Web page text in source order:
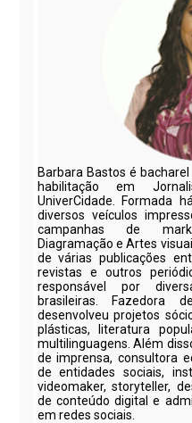
Barbara Bastos é
habilitação em
UniverCidade. Formada
diversos veículos
campanhas de
Diagramação e Artes
de várias publicações
revistas e outros
responsável por
brasileiras. Fazedora
desenvolveu projetos
plásticas, literatura
multilinguagens. Além
de imprensa, consultora
de entidades sociais,
videomaker, storyteller,
de conteúdo digital e
em redes sociais.